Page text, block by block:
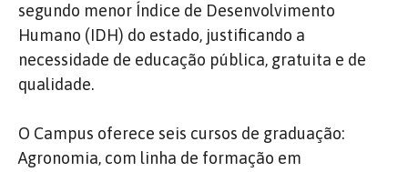
segundo menor Índice de Desenvolvimento
Humano (IDH) do estado, justificando a
necessidade de educação pública, gratuita e de
qualidade.
O Campus oferece seis cursos de graduação:
Agronomia, com linha de formação em